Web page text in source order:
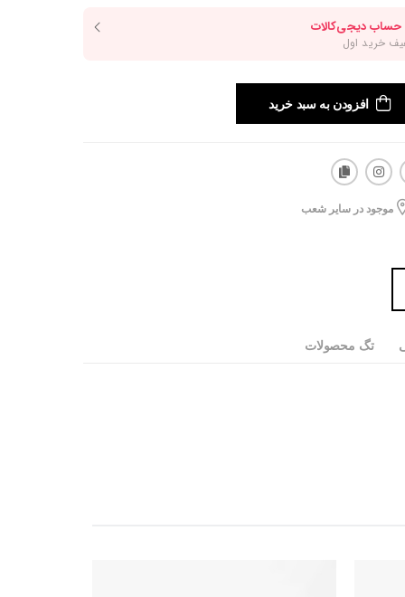
افزودن به سبد خرید
موجود در سایر شعب
تگ محصولات